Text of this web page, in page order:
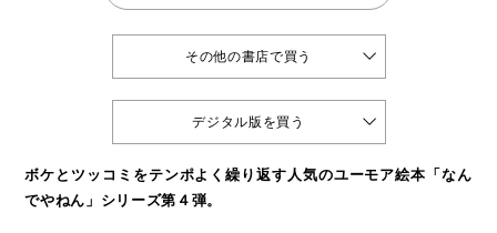
その他の書店で買う
デジタル版を買う
ボケとツッコミをテンポよく繰り返す人気のユーモア絵本「なん
でやねん」シリーズ第４弾。